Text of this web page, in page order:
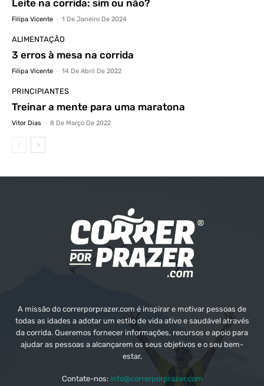
Leite na corrida: sim ou não?
Filipa Vicente - 1 De Janeiro De 2024
ALIMENTAÇÃO
3 erros à mesa na corrida
Filipa Vicente - 14 De Abril De 2022
PRINCIPIANTES
Treinar a mente para uma maratona
Vitor Dias - 8 De Março De 2022
A missão do correrporprazer.com é inspirar e motivar pessoas de
todas as idades a adotar um estilo de vida ativo e saudável através
da corrida. Queremos fornecer informações, recursos e apoio para
ajudar as pessoas a alcançarem os seus objetivos e o seu bem-
estar.
Contate-nos: info@correrporprazer.com